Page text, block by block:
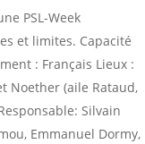
PSL-Week
et limites. Capacité
: Français Lieux :
Noether (aile Rataud,
Silvain
Emmanuel Dormy,